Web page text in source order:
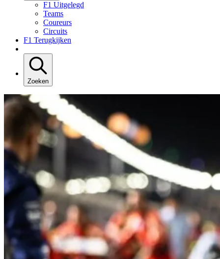
F1 Uitgelegd
Teams
Coureurs
Circuits
F1 Terugkijken
Zoeken